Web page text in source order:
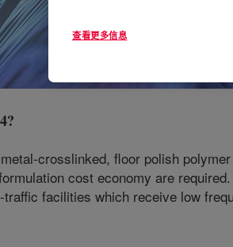
?
crosslinked, floor polish
cost economy are
traffic facilities which receive low
查看更多信息